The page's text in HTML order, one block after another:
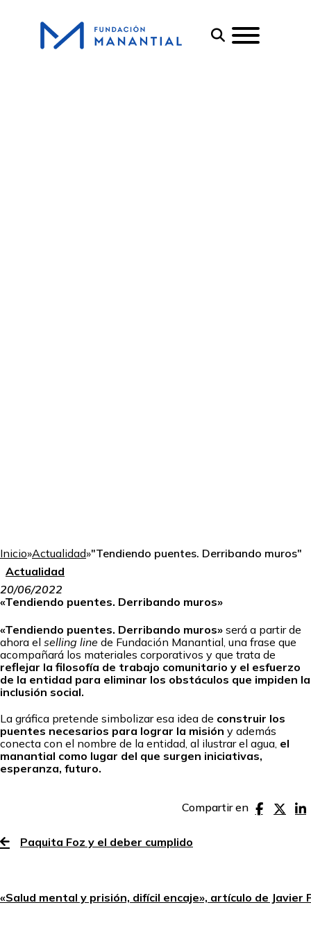
Inicio»Actualidad»"Tendiendo puentes. Derribando muros"
Actualidad
20/06/2022
«Tendiendo puentes. Derribando muros»
«Tendiendo puentes. Derribando muros» será a partir de
ahora el selling line de Fundación Manantial, una frase que
acompañará los materiales corporativos y que trata de
reflejar la filosofía de trabajo comunitario y el esfuerzo
de la entidad para eliminar los obstáculos que impiden la
inclusión social.
La gráfica pretende simbolizar esa idea de construir los
puentes necesarios para lograr la misión y además
conecta con el nombre de la entidad, al ilustrar el agua, el
manantial como lugar del que surgen iniciativas,
esperanza, futuro.
Compartir en
Paquita Foz y el deber cumplido
«Salud mental y prisión, difícil encaje», artículo de